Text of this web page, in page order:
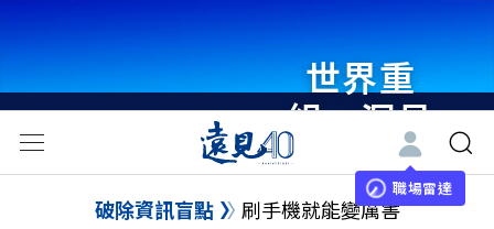
世界重
組・洞見
未來 與
世界領袖
職場雷達
破除資訊盲點 刷手機就能變厲害